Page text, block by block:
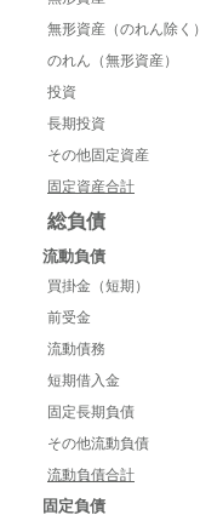
無形資産（のれん除く）
のれん（無形資産）
投資
長期投資
その他固定資産
固定資産合計
総負債
流動負債
買掛金（短期）
前受金
流動債務
短期借入金
固定長期負債
その他流動負債
流動負債合計
固定負債